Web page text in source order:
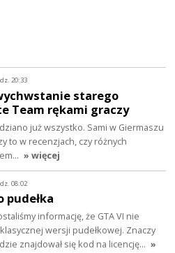
20:33
starego
Team rękami graczy
już wszystko. Sami w Giermaszu
to w recenzjach, czy różnych
» więcej
08:02
pudełka
informację, że GTA VI nie
wersji pudełkowej. Znaczy
znajdował się kod na licencję… »